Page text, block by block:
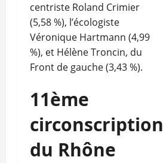
centriste Roland Crimier
(5,58 %), l’écologiste
Véronique Hartmann (4,99
%), et Hélène Troncin, du
Front de gauche (3,43 %).
11ème
circonscription
du Rhône